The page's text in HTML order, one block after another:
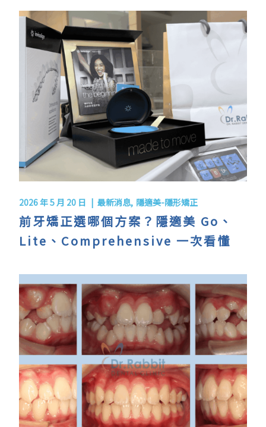
2026 年 5 月 20 日 最新消息 隱適美-隱形矯正
前牙矯正選哪個方案？隱適美 Go、
Lite、Comprehensive 一次看懂